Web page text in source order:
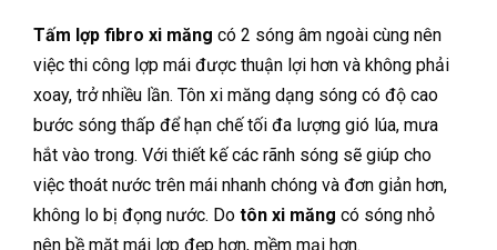
Tấm lợp fibro xi măng có 2 sóng âm ngoài cùng nên
việc thi công lợp mái được thuận lợi hơn và không phải
xoay, trở nhiều lần. Tôn xi măng dạng sóng có độ cao
bước sóng thấp để hạn chế tối đa lượng gió lúa, mưa
hắt vào trong. Với thiết kế các rãnh sóng sẽ giúp cho
việc thoát nước trên mái nhanh chóng và đơn giản hơn,
không lo bị đọng nước. Do tôn xi măng có sóng nhỏ
nên bề mặt mái lợp đẹp hơn, mềm mại hơn.